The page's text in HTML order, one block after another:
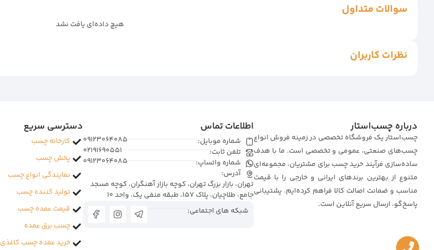
سوالات متداول
هیچ داده‌ای یافت نشد
نظرات کاربران
درباره چسب‌استار
چسب‌استار یک فروشگاه تخصصی در زمینه فروش انواع
چسب‌های صنعتی، عمومی و تخصصی است. ما با هدف
ساده‌سازی فرآیند خرید چسب برای مشتریان، مجموعه‌ای
متنوع از بهترین برندهای ایرانی و خارجی را با قیمت
مناسب و ضمانت اصالت کالا فراهم کرده‌ایم. پشتیبانی
پاسخ‌گو، ارسال سریع آنلاین است.
اطلاعات تماس
شماره موبایل:
09123064085
تلفن ثابت:
02191690551
شماره واتساپ:
09123064085
آدرس:
تهران، بازار بزرگ تهران، کوچه بازار آهنگران، کوچه مسجد
جامع، طلاچیان، پلاک 157، طبقه منفی یک، واحد 10
شبکه های اجتماعی:
دسترسی سریع
کارخانه چسب
پخش چسب
نمایندگی انواع چسب
تولید کننده چسب
قیمت عمده چسب
چسب برق عمده
خرید عمده چسب کاغذی